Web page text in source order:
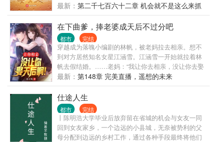
最新： 第二千七百六十二章 机会就不是这么来抓
的
在下曲爹，捧老婆成天后不过分吧
都市 完结
穿越成为落魄小编剧的林帆，被老妈拉去相亲。想不
到对方居然知名女星江涵雪。江涵雪一开始就拉着林
帆去假结婚。……老妈：“我让你去相亲，没让你去娶
天后啊！”老爸：“儿子什么时候带媳妇回家？”妹
妹：“哥哥你什么时候出新专辑？”粉丝：“林哥你赶紧
出来...
最新： 第148章 完美直播，遥想的未来
仕途人生
都市 完结
丨陈明浩大学毕业后放弃留在省城的机会与女友一同
回到女友家乡，一个边远的小县城，无奈被势利的父
母分配到边远的乡村工作，通过各种手段最终将他们